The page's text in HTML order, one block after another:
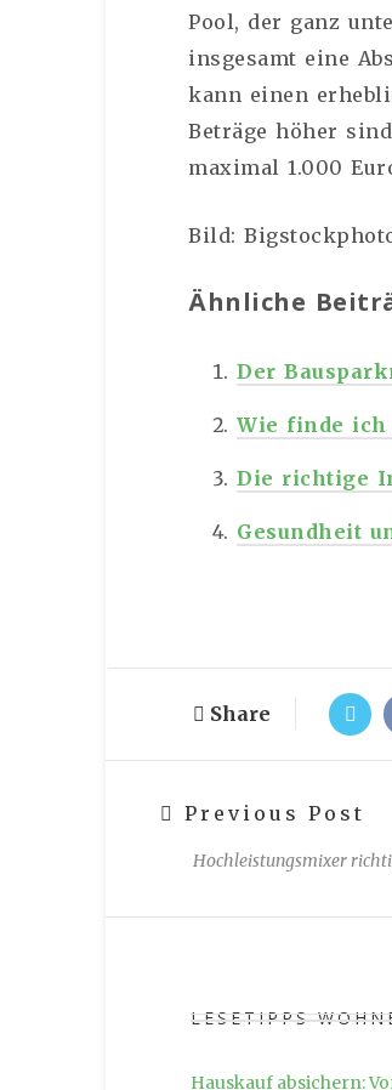
Pool, der ganz
insgesamt eine
kann einen
Beträge höher
maximal 1.000
Bild:
Ähnliche
Der
Wie finde
Die richtige
Gesundheit
Share
Previous Post
Hochleistungsmixer
LESETIPPS
Hauskauf absichern: